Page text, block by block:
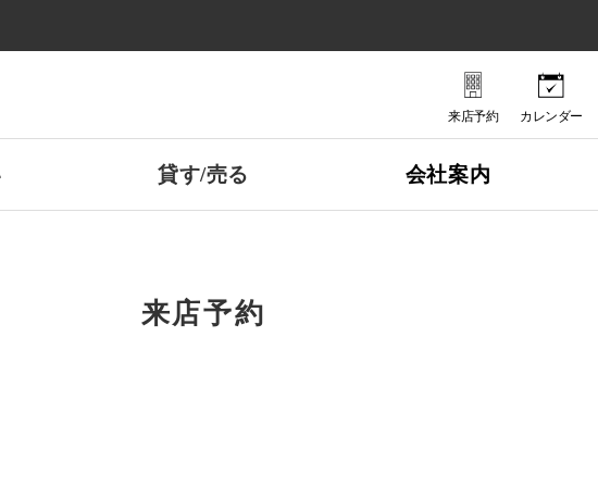
来店予約 カレンダー
貸す/売る 会社案内
来店予約